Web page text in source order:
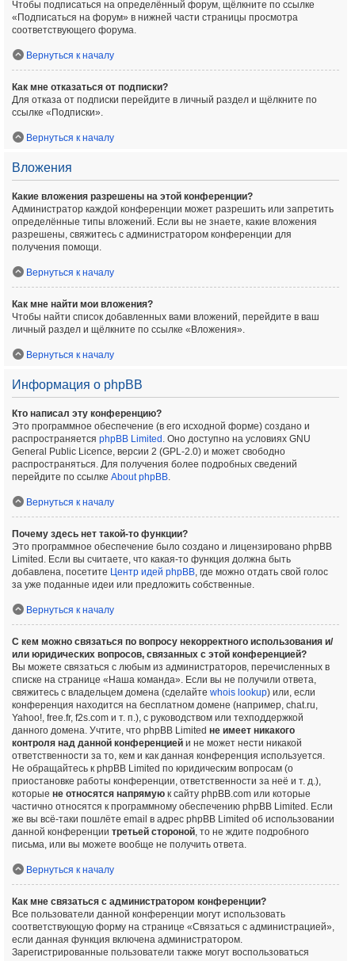
Чтобы подписаться на определённый форум, щёлкните по ссылке
«Подписаться на форум» в нижней части страницы просмотра
соответствующего форума.
Вернуться к началу
Как мне отказаться от подписки?
Для отказа от подписки перейдите в личный раздел и щёлкните по
ссылке «Подписки».
Вернуться к началу
Вложения
Какие вложения разрешены на этой конференции?
Администратор каждой конференции может разрешить или запретить
определённые типы вложений. Если вы не знаете, какие вложения
разрешены, свяжитесь с администратором конференции для
получения помощи.
Вернуться к началу
Как мне найти мои вложения?
Чтобы найти список добавленных вами вложений, перейдите в ваш
личный раздел и щёлкните по ссылке «Вложения».
Вернуться к началу
Информация о phpBB
Кто написал эту конференцию?
Это программное обеспечение (в его исходной форме) создано и
распространяется phpBB Limited . Оно доступно на условиях GNU
General Public Licence, версии 2 (GPL-2.0) и может свободно
распространяться. Для получения более подробных сведений
перейдите по ссылке About phpBB.
Вернуться к началу
Почему здесь нет такой-то функции?
Это программное обеспечение было создано и лицензировано phpBB
Limited. Если вы считаете, что какая-то функция должна быть
добавлена, посетите Центр идей phpBB, где можно отдать свой голос
за уже поданные идеи или предложить собственные.
Вернуться к началу
С кем можно связаться по вопросу некорректного использования и/
или юридических вопросов, связанных с этой конференцией?
Вы можете связаться с любым из администраторов, перечисленных в
списке на странице «Наша команда». Если вы не получили ответа,
свяжитесь с владельцем домена (сделайте whois lookup) или, если
конференция находится на бесплатном домене (например, chat.ru,
Yahoo!, free.fr, f2s.com и т. п.), с руководством или техподдержкой
данного домена. Учтите, что phpBB Limited не имеет никакого
контроля над данной конференцией и не может нести никакой
ответственности за то, кем и как данная конференция используется.
Не обращайтесь к phpBB Limited по юридическим вопросам (о
приостановке работы конференции, ответственности за неё и т. д.),
которые не относятся напрямую к сайту phpBB.com или которые
частично относятся к программному обеспечению phpBB Limited. Если
же вы всё-таки пошлёте email в адрес phpBB Limited об использовании
данной конференции третьей стороной, то не ждите подробного
письма, или вы можете вообще не получить ответа.
Вернуться к началу
Как мне связаться с администратором конференции?
Все пользователи данной конференции могут использовать
соответствующую форму на странице «Связаться с администрацией»,
если данная функция включена администратором.
Зарегистрированные пользователи также могут воспользоваться